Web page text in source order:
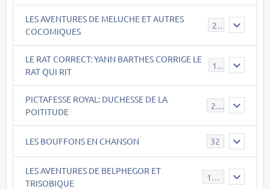
LES AVENTURES DE MELUCHE ET AUTRES
COCOMIQUES
22
LE RAT CORRECT: YANN BARTHES CORRIGE LE
RAT QUI RIT
15
PICTAFESSE ROYAL: DUCHESSE DE LA
POITITUDE
23
LES BOUFFONS EN CHANSON 32
LES AVENTURES DE BELPHEGOR ET
TRISOBIQUE
147